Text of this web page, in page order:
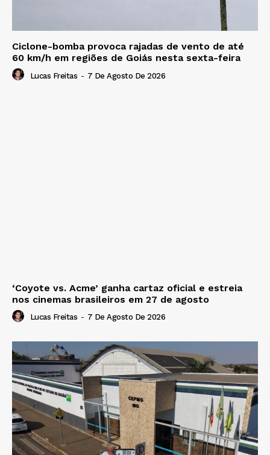
Ciclone-bomba provoca rajadas de vento de até
60 km/h em regiões de Goiás nesta sexta-feira
Lucas Freitas - 7 De Agosto De 2026
‘Coyote vs. Acme’ ganha cartaz oficial e estreia
nos cinemas brasileiros em 27 de agosto
Lucas Freitas - 7 De Agosto De 2026